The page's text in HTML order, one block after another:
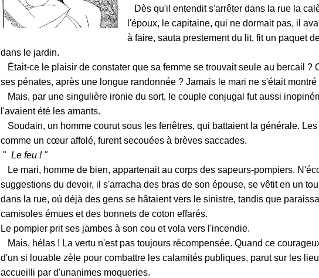
Dès qu'il entendit s'arrêter dans la rue la
l'époux, le capitaine, qui ne dormait pas, il
à faire, sauta prestement du lit, fit un paquet
dans le jardin.
Était-ce le plaisir de constater que sa femme se trouvait seule au bercail ?
ses pénates, après une longue randonnée ? Jamais le mari ne s'était montré
Mais, par une singulière ironie du sort, le couple conjugal fut aussi
l'avaient été les amants.
Soudain, un homme courut sous les fenêtres, qui battaient la générale.
comme un cœur affolé, furent secouées à brèves saccades.
" Le feu ! "
Le mari, homme de bien, appartenait au corps des sapeurs-pompiers.
suggestions du devoir, il s'arracha des bras de son épouse, se vêtit en un
dans la rue, où déjà des gens se hâtaient vers le sinistre, tandis que
camisoles émues et des bonnets de coton effarés.
Le pompier prit ses jambes à son cou et vola vers l'incendie.
Mais, hélas ! La vertu n'est pas toujours récompensée. Quand ce
d'un si louable zèle pour combattre les calamités publiques, parut sur les
accueilli par d'unanimes moqueries.